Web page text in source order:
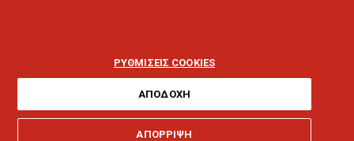
2020
ΡΥΘΜΙΣΕΙΣ COOKIES
ΑΠΟΡΡΙΨΗ
ΑΠΟΔΟΧΗ